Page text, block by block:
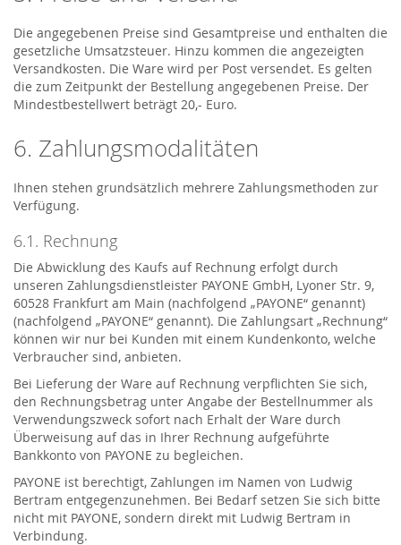
Die angegebenen Preise sind Gesamtpreise und enthalten die
gesetzliche Umsatzsteuer. Hinzu kommen die angezeigten
Versandkosten. Die Ware wird per Post versendet. Es gelten
die zum Zeitpunkt der Bestellung angegebenen Preise. Der
Mindestbestellwert beträgt 20,- Euro.
6. Zahlungsmodalitäten
Ihnen stehen grundsätzlich mehrere Zahlungsmethoden zur
Verfügung.
6.1. Rechnung
Die Abwicklung des Kaufs auf Rechnung erfolgt durch
unseren Zahlungsdienstleister PAYONE GmbH, Lyoner Str. 9,
60528 Frankfurt am Main (nachfolgend „PAYONE“ genannt)
(nachfolgend „PAYONE“ genannt). Die Zahlungsart „Rechnung“
können wir nur bei Kunden mit einem Kundenkonto, welche
Verbraucher sind, anbieten.
Bei Lieferung der Ware auf Rechnung verpflichten Sie sich,
den Rechnungsbetrag unter Angabe der Bestellnummer als
Verwendungszweck sofort nach Erhalt der Ware durch
Überweisung auf das in Ihrer Rechnung aufgeführte
Bankkonto von PAYONE zu begleichen.
PAYONE ist berechtigt, Zahlungen im Namen von Ludwig
Bertram entgegenzunehmen. Bei Bedarf setzen Sie sich bitte
nicht mit PAYONE, sondern direkt mit Ludwig Bertram in
Verbindung.